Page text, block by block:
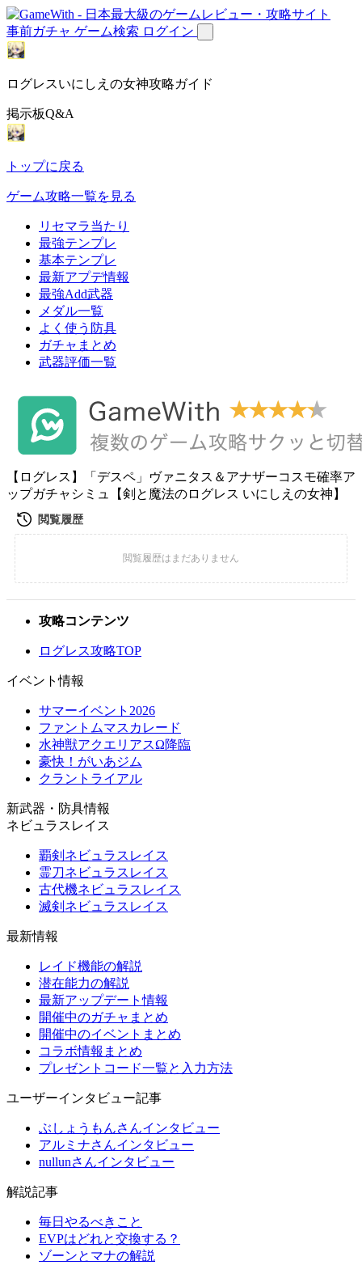
事前ガチャ ゲーム検索 ログイン
ログレスいにしえの女神攻略ガイド
掲示板Q&A
トップに戻る
ゲーム攻略一覧を見る
リセマラ当たり
最強テンプレ
基本テンプレ
最新アプデ情報
最強Add武器
メダル一覧
よく使う防具
ガチャまとめ
武器評価一覧
【ログレス】「デスペ」ヴァニタス＆アナザーコスモ確率ア
ップガチャシミュ【剣と魔法のログレス いにしえの女神】
攻略コンテンツ
ログレス攻略TOP
イベント情報
サマーイベント2026
ファントムマスカレード
水神獣アクエリアスΩ降臨
豪快！がいあジム
クラントライアル
新武器・防具情報
ネビュラスレイス
覇剣ネビュラスレイス
霊刀ネビュラスレイス
古代機ネビュラスレイス
滅剣ネビュラスレイス
最新情報
レイド機能の解説
潜在能力の解説
最新アップデート情報
開催中のガチャまとめ
開催中のイベントまとめ
コラボ情報まとめ
プレゼントコード一覧と入力方法
ユーザーインタビュー記事
ぶしょうもんさんインタビュー
アルミナさんインタビュー
nullunさんインタビュー
解説記事
毎日やるべきこと
EVPはどれと交換する？
ゾーンとマナの解説